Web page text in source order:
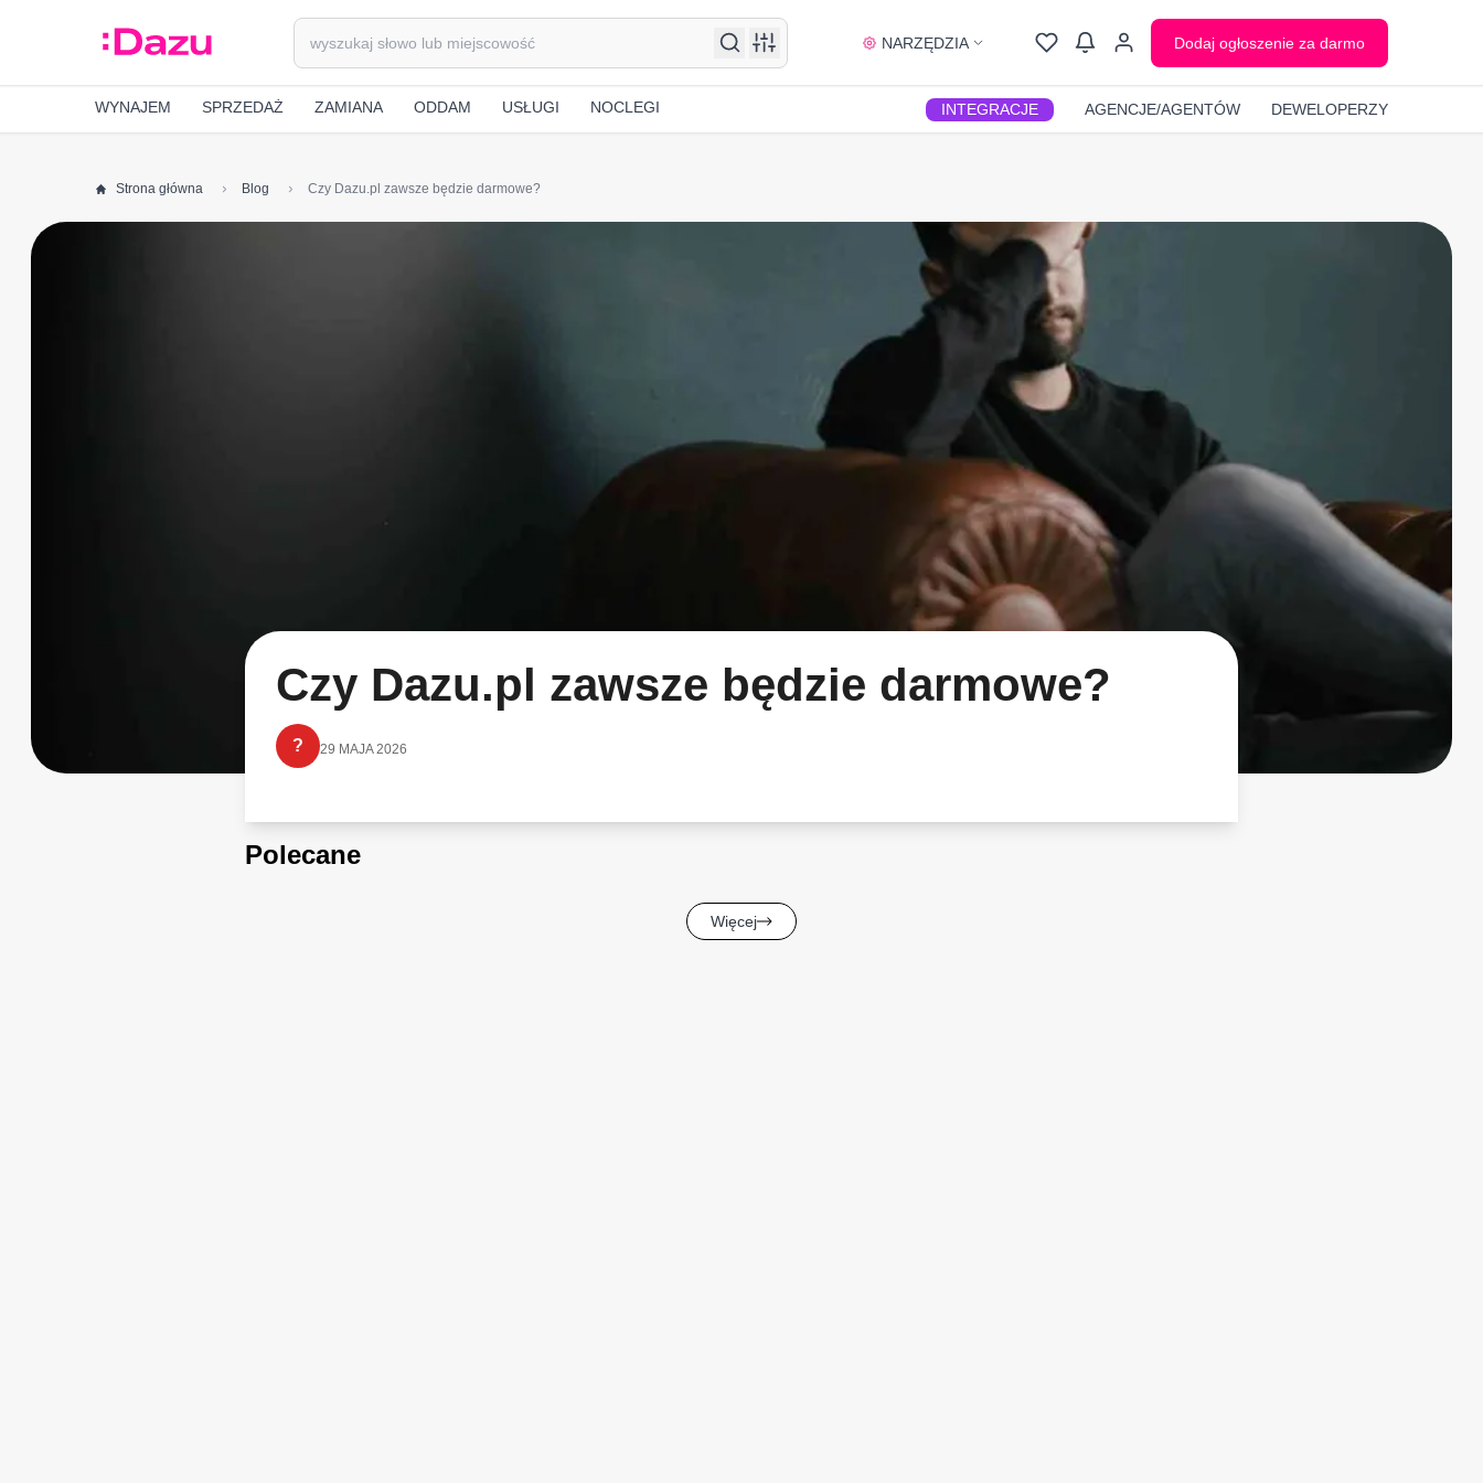
NARZĘDZIA Dodaj ogłoszenie za darmo
WYNAJEM SPRZEDAŻ ZAMIANA ODDAM USŁUGI NOCLEGI INTEGRACJE AGENCJE/AGENTÓW DEWELOPERZY
Strona główna Blog Czy Dazu.pl zawsze będzie darmowe?
Czy Dazu.pl zawsze będzie darmowe?
? 29 MAJA 2026
Polecane
Więcej